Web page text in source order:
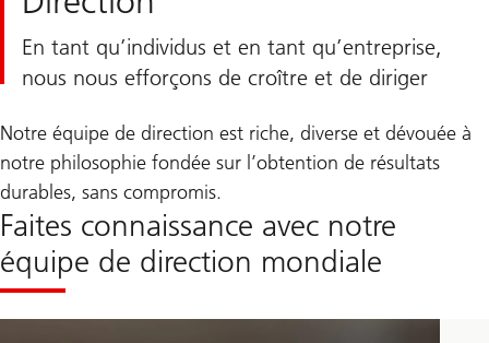
En tant qu’individus et en tant qu’entreprise,
nous nous efforçons de croître et de diriger
Notre équipe de direction est riche, diverse et dévouée à
notre philosophie fondée sur l’obtention de résultats
durables, sans compromis.
Faites connaissance avec notre
équipe de direction mondiale